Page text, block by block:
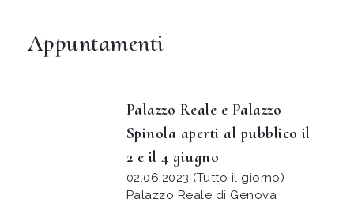
Appuntamenti
Palazzo Reale e Palazzo
Spinola aperti al pubblico il
2 e il 4 giugno
02.06.2023 (Tutto il giorno)
Palazzo Reale di Genova